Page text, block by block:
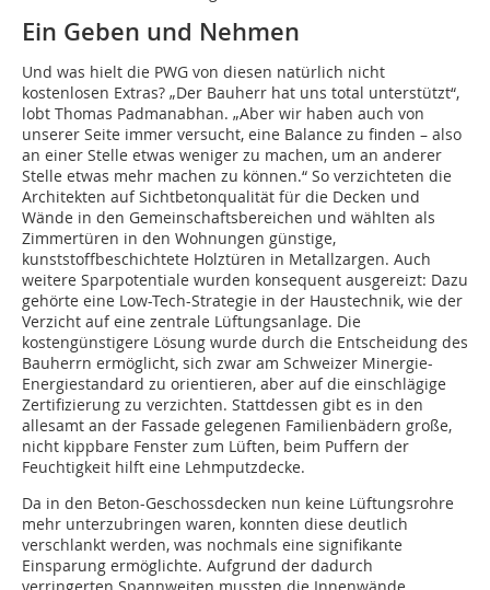
Ein Geben und Nehmen
Und was hielt die PWG von diesen natürlich nicht
kostenlosen Extras? „Der Bauherr hat uns total unterstützt“,
lobt Thomas Padmanabhan. „Aber wir haben auch von
unserer Seite immer versucht, eine Balance zu finden – also
an einer Stelle etwas weniger zu machen, um an anderer
Stelle etwas mehr machen zu können.“ So verzichteten die
Architekten auf Sichtbetonqualität für die Decken und
Wände in den Gemeinschaftsbereichen und wählten als
Zimmertüren in den Wohnungen günstige,
kunststoffbeschichtete Holztüren in Metallzargen. Auch
weitere Sparpotentiale wurden konsequent ausgereizt: Dazu
gehörte eine Low-Tech-Strategie in der Haustechnik, wie der
Verzicht auf eine zentrale Lüftungsanlage. Die
kostengünstigere Lösung wurde durch die Entscheidung des
Bauherrn ermöglicht, sich zwar am Schweizer Minergie-
Energiestandard zu orientieren, aber auf die einschlägige
Zertifizierung zu verzichten. Stattdessen gibt es in den
allesamt an der Fassade gelegenen Familienbädern große,
nicht kippbare Fenster zum Lüften, beim Puffern der
Feuchtigkeit hilft eine Lehmputzdecke.
Da in den Beton-Geschossdecken nun keine Lüftungsrohre
mehr unterzubringen waren, konnten diese deutlich
verschlankt werden, was nochmals eine signifikante
Einsparung ermöglich­te. Aufgrund der dadurch